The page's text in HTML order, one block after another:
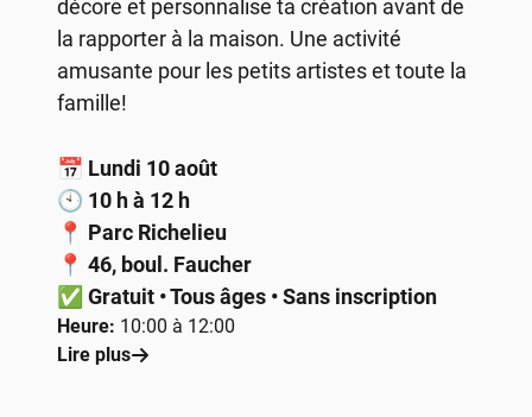
décore et personnalise ta création avant de
la rapporter à la maison. Une activité
amusante pour les petits artistes et toute la
famille!
📅 Lundi 10 août
🕙 10 h à 12 h
📍 Parc Richelieu
📍 46, boul. Faucher
✅ Gratuit • Tous âges • Sans inscription
Heure: 10:00 à 12:00
Lire plus